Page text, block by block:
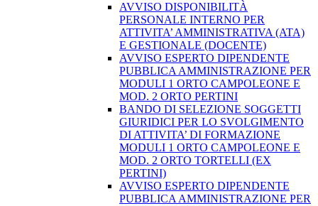
AVVISO DISPONIBILITÀ
PERSONALE INTERNO PER
ATTIVITA’ AMMINISTRATIVA (ATA)
E GESTIONALE (DOCENTE)
AVVISO ESPERTO DIPENDENTE
PUBBLICA AMMINISTRAZIONE PER
MODULI 1 ORTO CAMPOLEONE E
MOD. 2 ORTO PERTINI
BANDO DI SELEZIONE SOGGETTI
GIURIDICI PER LO SVOLGIMENTO
DI ATTIVITA’ DI FORMAZIONE
MODULI 1 ORTO CAMPOLEONE E
MOD. 2 ORTO TORTELLI (EX
PERTINI)
AVVISO ESPERTO DIPENDENTE
PUBBLICA AMMINISTRAZIONE PER